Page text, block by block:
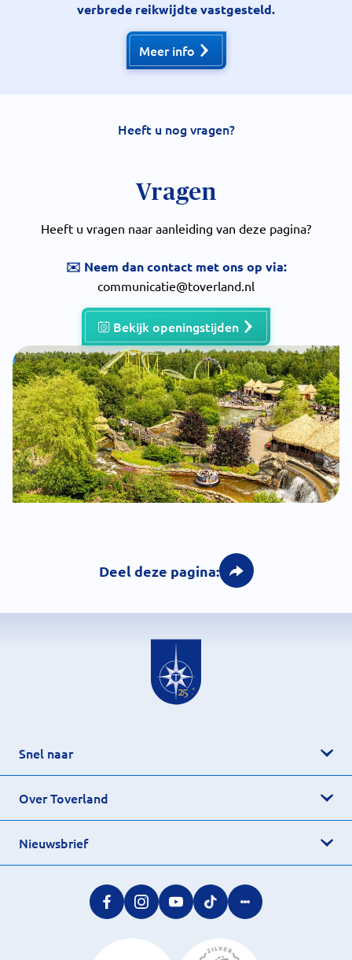
verbrede reikwijdte vastgesteld.
Meer info
Heeft u nog vragen?
Vragen
Heeft u vragen naar aanleiding van deze pagina?
✉️ Neem dan contact met ons op via:
communicatie@toverland.nl
Bekijk openingstijden
Deel deze pagina:
Snel naar
Over Toverland
Nieuwsbrief